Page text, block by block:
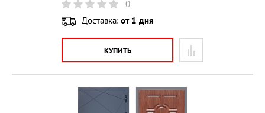
0
Доставка: от 1 дня
КУПИТЬ